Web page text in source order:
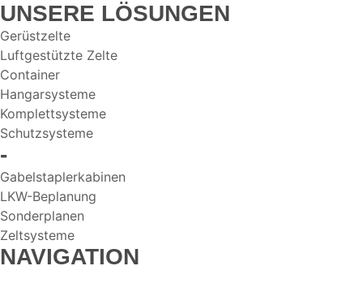
UNSERE LÖSUNGEN
Gerüstzelte
Luftgestützte Zelte
Container
Hangarsysteme
Komplettsysteme
Schutzsysteme
-
Gabelstaplerkabinen
LKW-Beplanung
Sonderplanen
Zeltsysteme
NAVIGATION